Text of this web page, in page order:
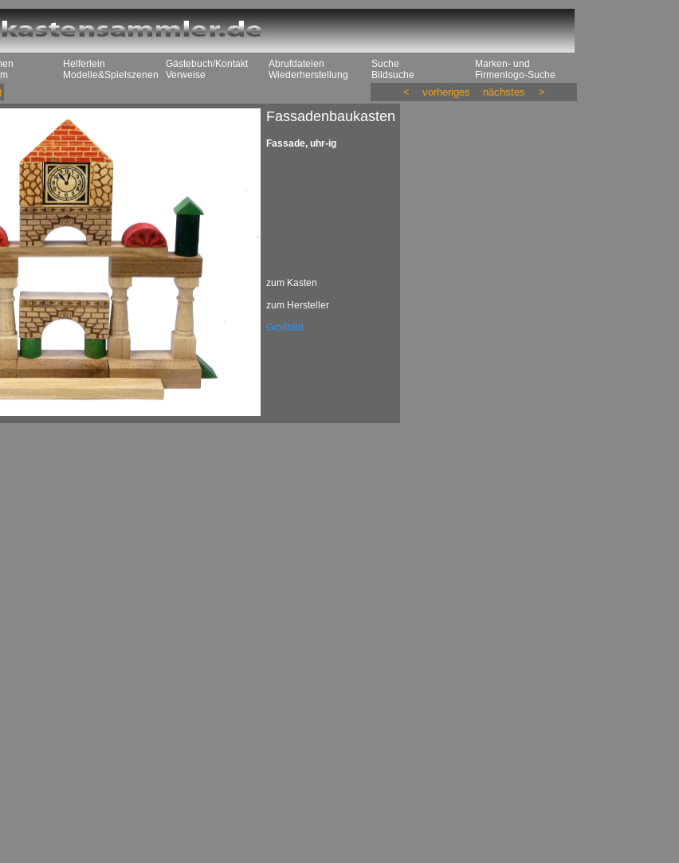
Helferlein
Modelle&Spielszenen
Gästebuch/Kontakt
Verweise
Abrufdateien
Wiederherstellung
Suche
Bildsuche
Marken- und
Firmenlogo-Suche
< vorheriges nächstes >
Fassadenbaukasten
Fassade, uhr-ig
zum Kasten
zum Hersteller
Großbild